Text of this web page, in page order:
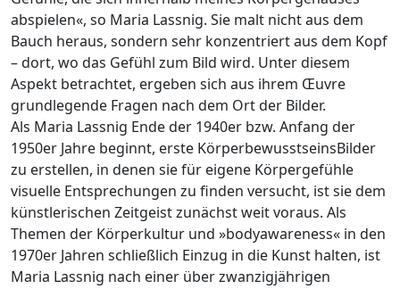
abspielen«, so Maria Lassnig. Sie malt nicht aus dem
Bauch heraus, sondern sehr konzentriert aus dem Kopf
– dort, wo das Gefühl zum Bild wird. Unter diesem
Aspekt betrachtet, ergeben sich aus ihrem Œuvre
grundlegende Fragen nach dem Ort der Bilder.
Als Maria Lassnig Ende der 1940er bzw. Anfang der
1950er Jahre beginnt, erste KörperbewusstseinsBilder
zu erstellen, in denen sie für eigene Körpergefühle
visuelle Entsprechungen zu finden versucht, ist sie dem
künstlerischen Zeitgeist zunächst weit voraus. Als
Themen der Körperkultur und »bodyawareness« in den
1970er Jahren schließlich Einzug in die Kunst halten, ist
Maria Lassnig nach einer über zwanzigjährigen